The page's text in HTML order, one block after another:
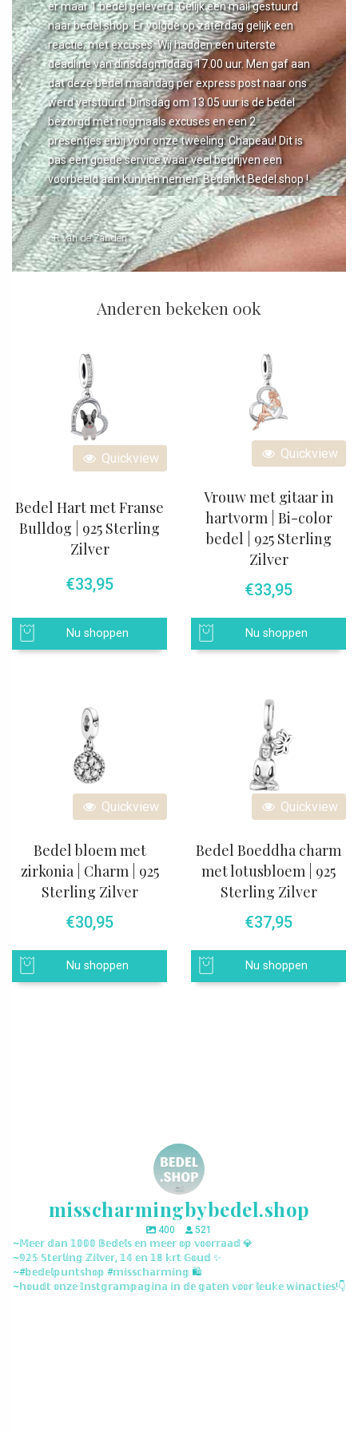
er maar 1 bedel geleverd. Gelijk een mail gestuurd
naar bedel.shop. Er volgde op zaterdag gelijk een
reactie, met excuses. Wij hadden een uiterste
deadline van dinsdagmiddag 17.00 uur. Men gaf aan
dat deze bedel maandag per express post naar ons
werd verstuurd. Dinsdag om 13.05 uur is de bedel
bezorgd met nogmaals excuses en een 2
presentjes erbij voor onze tweeling. Chapeau! Dit is
pas een goede service waar veel bedrijven een
voorbeeld aan kunnen nemen. Bedankt Bedel.shop !
- R van de Zanden
Anderen bekeken ook
Quickview
Bedel Hart met Franse
Bulldog | 925 Sterling
Zilver
€33,95
Nu shoppen
Quickview
Vrouw met gitaar in
hartvorm | Bi-color
bedel | 925 Sterling
Zilver
€33,95
Nu shoppen
Quickview
Bedel bloem met
zirkonia | Charm | 925
Sterling Zilver
€30,95
Nu shoppen
Quickview
Bedel Boeddha charm
met lotusbloem | 925
Sterling Zilver
€37,95
Nu shoppen
misscharmingbybedel.shop
400
521
~𝕄𝕖𝕖𝕣 𝕕𝕒𝕟 𝟙𝟘𝟘𝟘 𝔹𝕖𝕕𝕖𝕝𝕤 𝕖𝕟 𝕞𝕖𝕖𝕣 𝕠𝕡 𝕧𝕠𝕠𝕣𝕣𝕒𝕒𝕕 💎
~𝟡𝟚𝟝 𝕊𝕥𝕖𝕣𝕝𝕚𝕟𝕘 ℤ𝕚𝕝𝕧𝕖𝕣, 𝟙𝟜 𝕖𝕟 𝟙𝟠 𝕜𝕣𝕥 𝔾𝕠𝕦𝕕 ✨
~#𝕓𝕖𝕕𝕖𝕝𝕡𝕦𝕟𝕥𝕤𝕙𝕠𝕡 #𝕞𝕚𝕤𝕤𝕔𝕙𝕒𝕣𝕞𝕚𝕟𝕘 🛍️
~𝕙𝕠𝕦𝕕𝕥 𝕠𝕟𝕫𝕖 𝕀𝕟𝕤𝕥𝕘𝕣𝕒𝕞𝕡𝕒𝕘𝕚𝕟𝕒 𝕚𝕟 𝕕𝕖 𝕘𝕒𝕥𝕖𝕟 𝕧𝕠𝕠𝕣 𝕝𝕖𝕦𝕜𝕖 𝕨𝕚𝕟𝕒𝕔𝕥𝕚𝕖𝕤!👇